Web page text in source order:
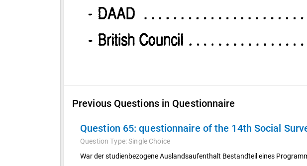
Previous Questions in Questionnaire
Question 65:questionnaire of the 14th Social
Question Type:Single Choice
War der studienbezogene Auslandsaufenthalt Bestandteil eines